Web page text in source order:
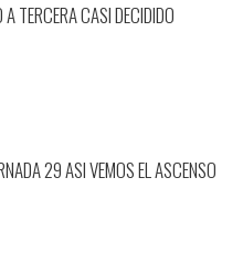
A TERCERA CASI DECIDIDO
29 ASI VEMOS EL ASCENSO